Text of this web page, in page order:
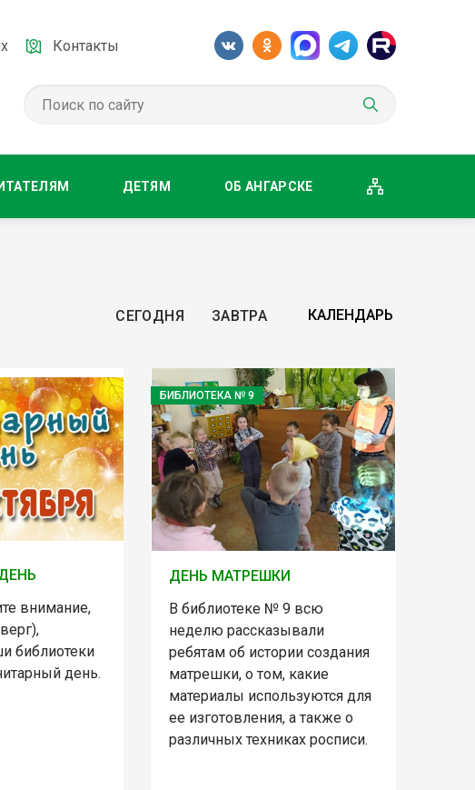
Контакты
ДЕТЯМ ОБ АНГАРСКЕ
СЕГОДНЯ ЗАВТРА
внимание,
библиотеки
день.
БИБЛИОТЕКА № 9
ДЕНЬ МАТРЕШКИ
В библиотеке № 9 всю
неделю рассказывали
ребятам об истории создания
матрешки, о том, какие
материалы используются для
ее изготовления, а также о
различных техниках росписи.